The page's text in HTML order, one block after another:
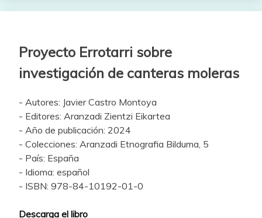
Proyecto Errotarri sobre
investigación de canteras moleras
- Autores: Javier Castro Montoya
- Editores: Aranzadi Zientzi Eikartea
- Año de publicación: 2024
- Colecciones: Aranzadi Etnografia Bilduma, 5
- País: España
- Idioma: español
- ISBN: 978-84-10192-01-0
Descarga el libro